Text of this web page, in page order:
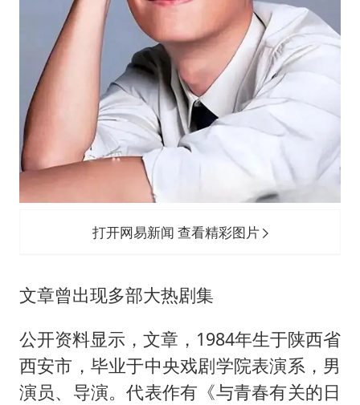
打开网易新闻 查看精彩图片
文章曾出现多部大热剧集
公开资料显示，文章，1984年生于陕西省
西安市，毕业于中央戏剧学院表演系，男
演员、导演。代表作有《与青春有关的日